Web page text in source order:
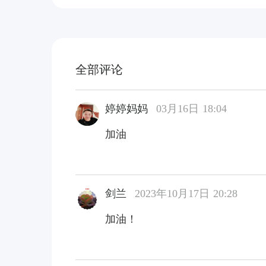
全部评论
婷婷妈妈 03月16日 18:04
加油
剑兰 2023年10月17日 20:28
加油！